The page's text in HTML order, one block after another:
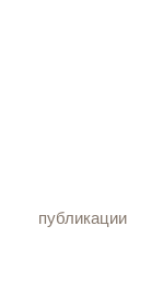
публикации